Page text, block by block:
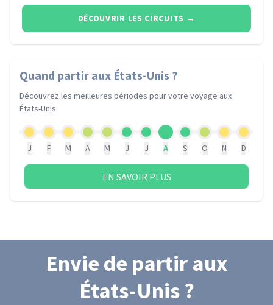
DÉCOUVRIR LES CIRCUITS →
Quand partir aux États-Unis ?
Découvrez les meilleures périodes pour votre voyage aux
États-Unis.
J F M A M J J A S O N D
EN SAVOIR PLUS
Envie de partir aux
États-Unis?